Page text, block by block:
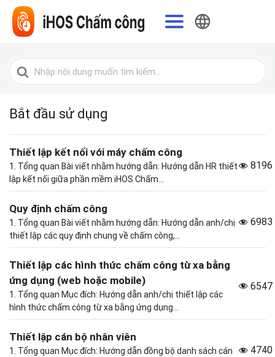
Tìm
kiếm
Bắt đầu sử dụng
Thiết lập kết nối với máy chấm công
1. Tổng quan Bài viết nhằm hướng dẫn: Hướng dẫn HR thiết
lập kết nối giữa phần mềm iHOS Chấm...
8196
Quy định chấm công
1. Tổng quan Bài viết nhằm hướng dẫn: Hướng dẫn anh/chị
thiết lập các quy định chung về chấm công,...
6983
Thiết lập các hình thức chấm công từ xa bằng
ứng dụng (web hoặc mobile)
1. Tổng quan Mục đích: Hướng dẫn anh/chị thiết lập các
hình thức chấm công từ xa bằng ứng dụng...
6547
Thiết lập cán bộ nhân viên
1. Tổng quan Mục đích: Hướng dẫn đồng bộ danh sách cán
4740